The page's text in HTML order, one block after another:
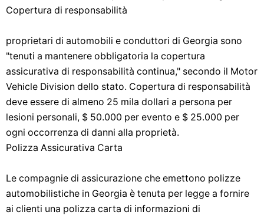
Copertura di responsabilità
proprietari di automobili e conduttori di Georgia sono
"tenuti a mantenere obbligatoria la copertura
assicurativa di responsabilità continua," secondo il Motor
Vehicle Division dello stato. Copertura di responsabilità
deve essere di almeno 25 mila dollari a persona per
lesioni personali, $ 50.000 per evento e $ 25.000 per
ogni occorrenza di danni alla proprietà.
Polizza Assicurativa Carta
Le compagnie di assicurazione che emettono polizze
automobilistiche in Georgia è tenuta per legge a fornire
ai clienti una polizza carta di informazioni di